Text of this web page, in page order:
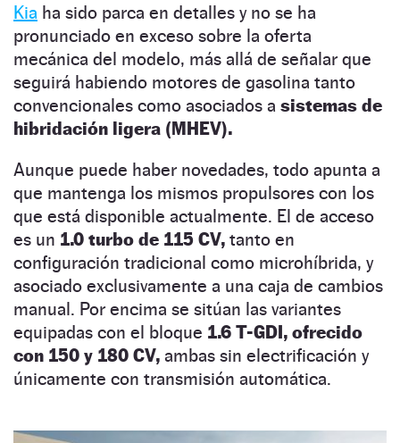
Kia ha sido parca en detalles y no se ha
pronunciado en exceso sobre la oferta
mecánica del modelo, más allá de señalar que
seguirá habiendo motores de gasolina tanto
convencionales como asociados a sistemas de
hibridación ligera (MHEV).
Aunque puede haber novedades, todo apunta a
que mantenga los mismos propulsores con los
que está disponible actualmente. El de acceso
es un 1.0 turbo de 115 CV, tanto en
configuración tradicional como microhíbrida, y
asociado exclusivamente a una caja de cambios
manual. Por encima se sitúan las variantes
equipadas con el bloque 1.6 T-GDI, ofrecido
con 150 y 180 CV, ambas sin electrificación y
únicamente con transmisión automática.